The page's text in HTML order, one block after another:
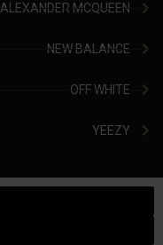
ALEXANDER MCQUEEN
NEW BALANCE
OFF WHITE
YEEZY